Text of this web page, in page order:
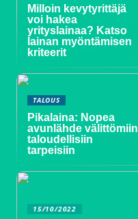
Milloin kevytyrittäjä
voi hakea
yrityslainaa? Katso
lainan myöntämisen
kriteerit
TALOUS
Pikalaina: Nopea
avunlähde välittömiin
taloudellisiin
tarpeisiin
15/10/2022